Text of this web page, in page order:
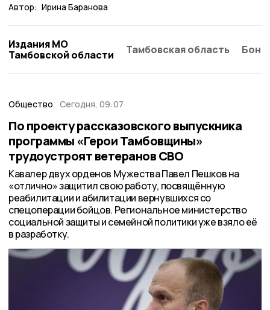
Автор: Ирина Баранова
Издания МО
Тамбовской области
Тамбовская область
Общество Сегодня, 09:07
По проекту рассказовского выпускника
программы «Герои Тамбовщины»
трудоустроят ветеранов СВО
Кавалер двух орденов Мужества Павел Пешков на
«отлично» защитил свою работу, посвящённую
реабилитации и абилитации вернувшихся со
спецоперации бойцов. Региональное министерство
социальной защиты и семейной политики уже взяло её
в разработку.